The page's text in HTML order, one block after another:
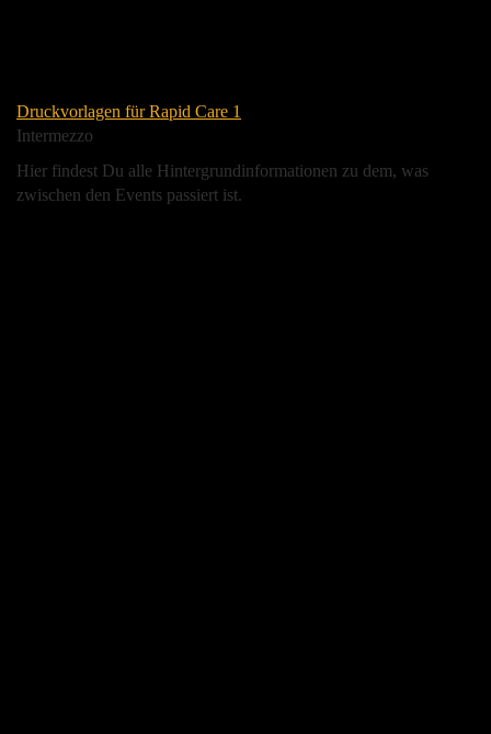
Druckvorlagen für Rapid Care 1
Intermezzo
Hier findest Du alle Hintergrundinformationen zu dem, was
zwischen den Events passiert ist.